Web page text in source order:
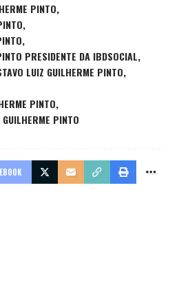
PINTO
PRESIDENTE DA IBDSOCIAL
LUIZ GUILHERME PINTO
PINTO
PINTO